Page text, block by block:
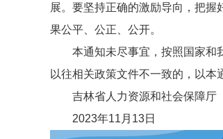
展。要坚持正确的激励导向，把握
果公平、公正、公开。
本通知未尽事宜，按照国家和
以往相关政策文件不一致的，以本
吉林省人力资源和社会保障厅
2023年11月13日